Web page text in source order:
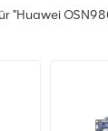
"Huawei